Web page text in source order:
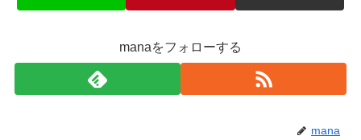
manaをフォローする
mana